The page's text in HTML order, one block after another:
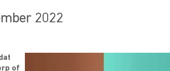
2022
of